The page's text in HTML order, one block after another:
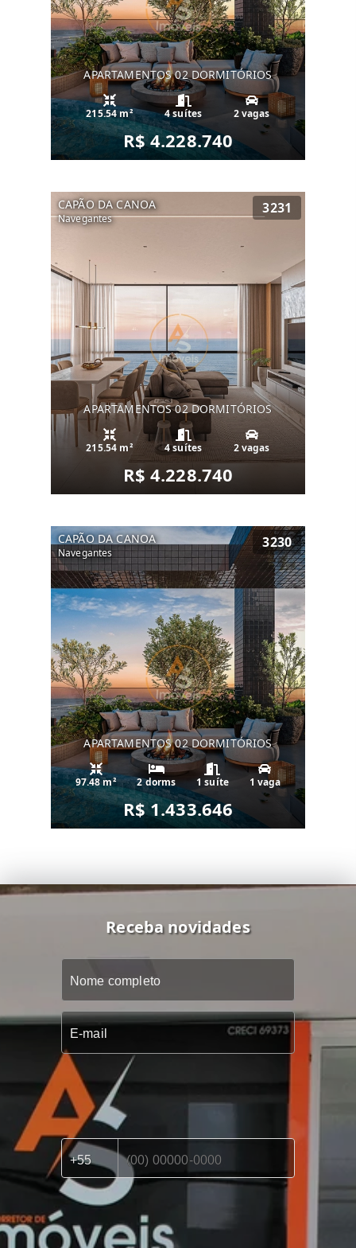
APARTAMENTOS 02 DORMITÓRIOS
215.54 m² 4 suítes 2 vagas
R$ 4.228.740
CAPÃO DA CANOA
Navegantes
3231
APARTAMENTOS 02 DORMITÓRIOS
215.54 m² 4 suítes 2 vagas
R$ 4.228.740
CAPÃO DA CANOA
Navegantes
3230
APARTAMENTOS 02 DORMITÓRIOS
97.48 m² 2 dorms 1 suíte 1 vaga
R$ 1.433.646
Receba novidades